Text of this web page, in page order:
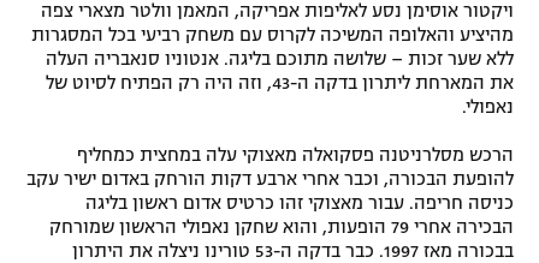
ויקטור אוסימן נסע לאליפות אפריקה, המאמן וולטר מצארי צפה
מהיציע והאלופה המשיכה לקרוס עם משחק רביעי בכל המסגרות
ללא שער זכות – שלושה מתוכם בליגה. אנטוניו סנאבריה העלה
את המארחת ליתרון בדקה ה-43, וזה היה רק הפתיח לסיוט של
נאפולי.
הרכש מסלרניטנה פסקואלה מאצוקי עלה במחצית כמחליף
להופעת הבכורה, וכבר אחרי ארבע דקות הורחק באדום ישיר עקב
כניסה חריפה. עבור מאצוקי זהו כרטיס אדום ראשון בליגה
הבכירה אחרי 79 הופעות, והוא שחקן נאפולי הראשון שמורחק
בבכורה מאז 1997. כבר בדקה ה-53 טורינו ניצלה את היתרון